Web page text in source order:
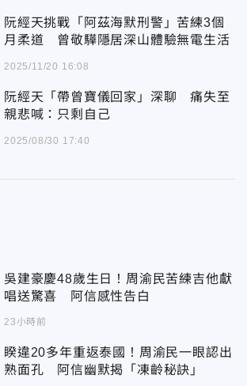
阮經天挑戰「阿茲海默刑警」苦練3個
月柔道 曾敬驊隱居深山體驗無電生活
2025/11/20 16:08
阮經天「帶曾寶儀回家」深聊 痛失至
親悲喊：只剩自己
2025/08/30 17:40
吳建豪慶48歲生日！周渝民苦練吉他獻
唱送驚喜 阿信感性告白
23小時前
睽違20多年重返泰國！周渝民一眼認出
熟面孔 阿信幽默揭「凍齡秘訣」